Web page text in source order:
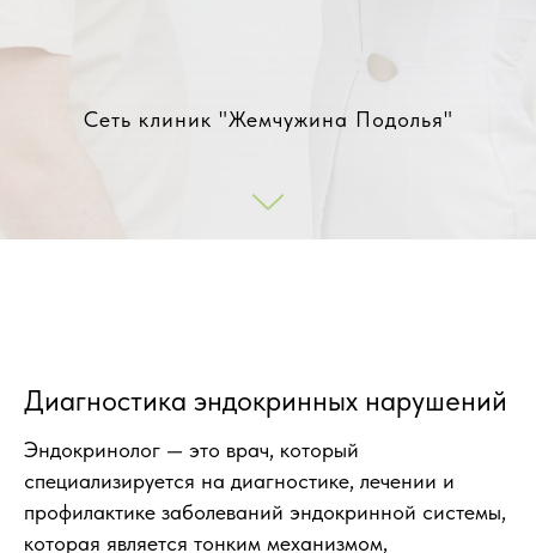
Сеть клиник "Жемчужина Подолья"
Диагностика эндокринных нарушений
Эндокринолог — это врач, который
специализируется на диагностике, лечении и
профилактике заболеваний эндокринной системы,
которая является тонким механизмом,